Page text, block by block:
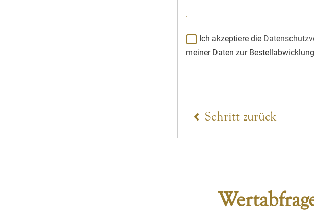
Ich akzeptiere die
meiner Daten zur
Schritt zurück